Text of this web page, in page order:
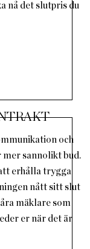
nå det slutpris du
och
sannolikt bud.
erhålla trygga
nått sitt slut
mäklare som
er när det är